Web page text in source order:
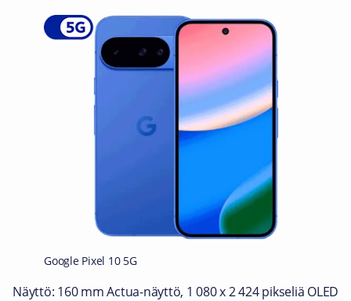
Google Pixel 10 5G
Näyttö: 160 mm Actua‑näyttö, 1 080 x 2 424 pikseliä OLED